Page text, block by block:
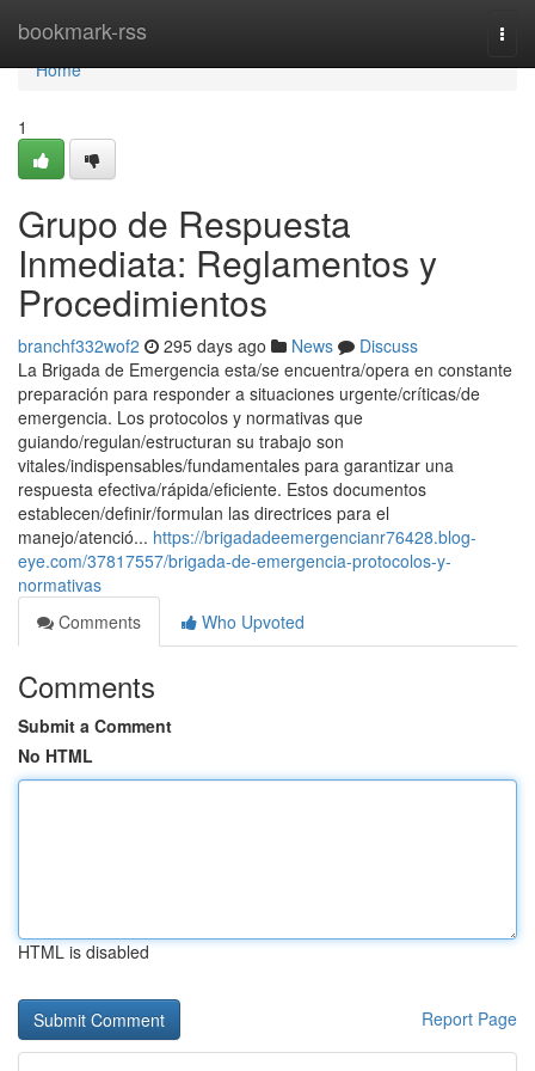
bookmark-rss
Home
Home
1
Grupo de Respuesta
Inmediata: Reglamentos y
Procedimientos
branchf332wof2 295 days ago News
Discuss
La Brigada de Emergencia esta/se encuentra/opera en constante
preparación para responder a situaciones urgente/críticas/de
emergencia. Los protocolos y normativas que
guiando/regulan/estructuran su trabajo son
vitales/indispensables/fundamentales para garantizar una
respuesta efectiva/rápida/eficiente. Estos documentos
establecen/definir/formulan las directrices para el
manejo/atenció... https://brigadadeemergencianr76428.blog-
eye.com/37817557/brigada-de-emergencia-protocolos-y-
normativas
Comments
Who Upvoted
Comments
Submit a Comment
No HTML
HTML is disabled
Report Page